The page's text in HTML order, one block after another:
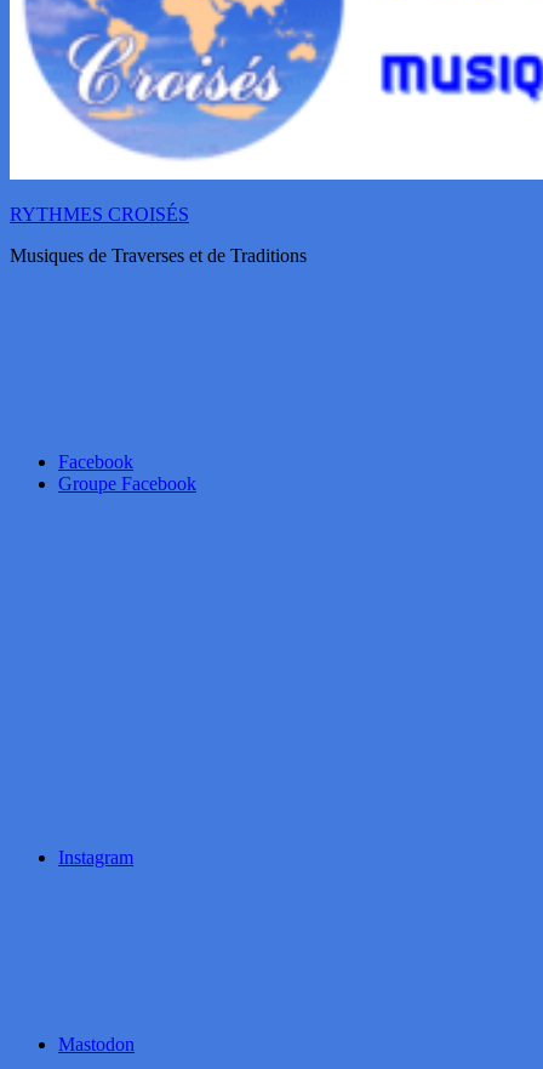
RYTHMES CROISÉS
Musiques de Traverses et de Traditions
Facebook
Groupe Facebook
Instagram
Mastodon